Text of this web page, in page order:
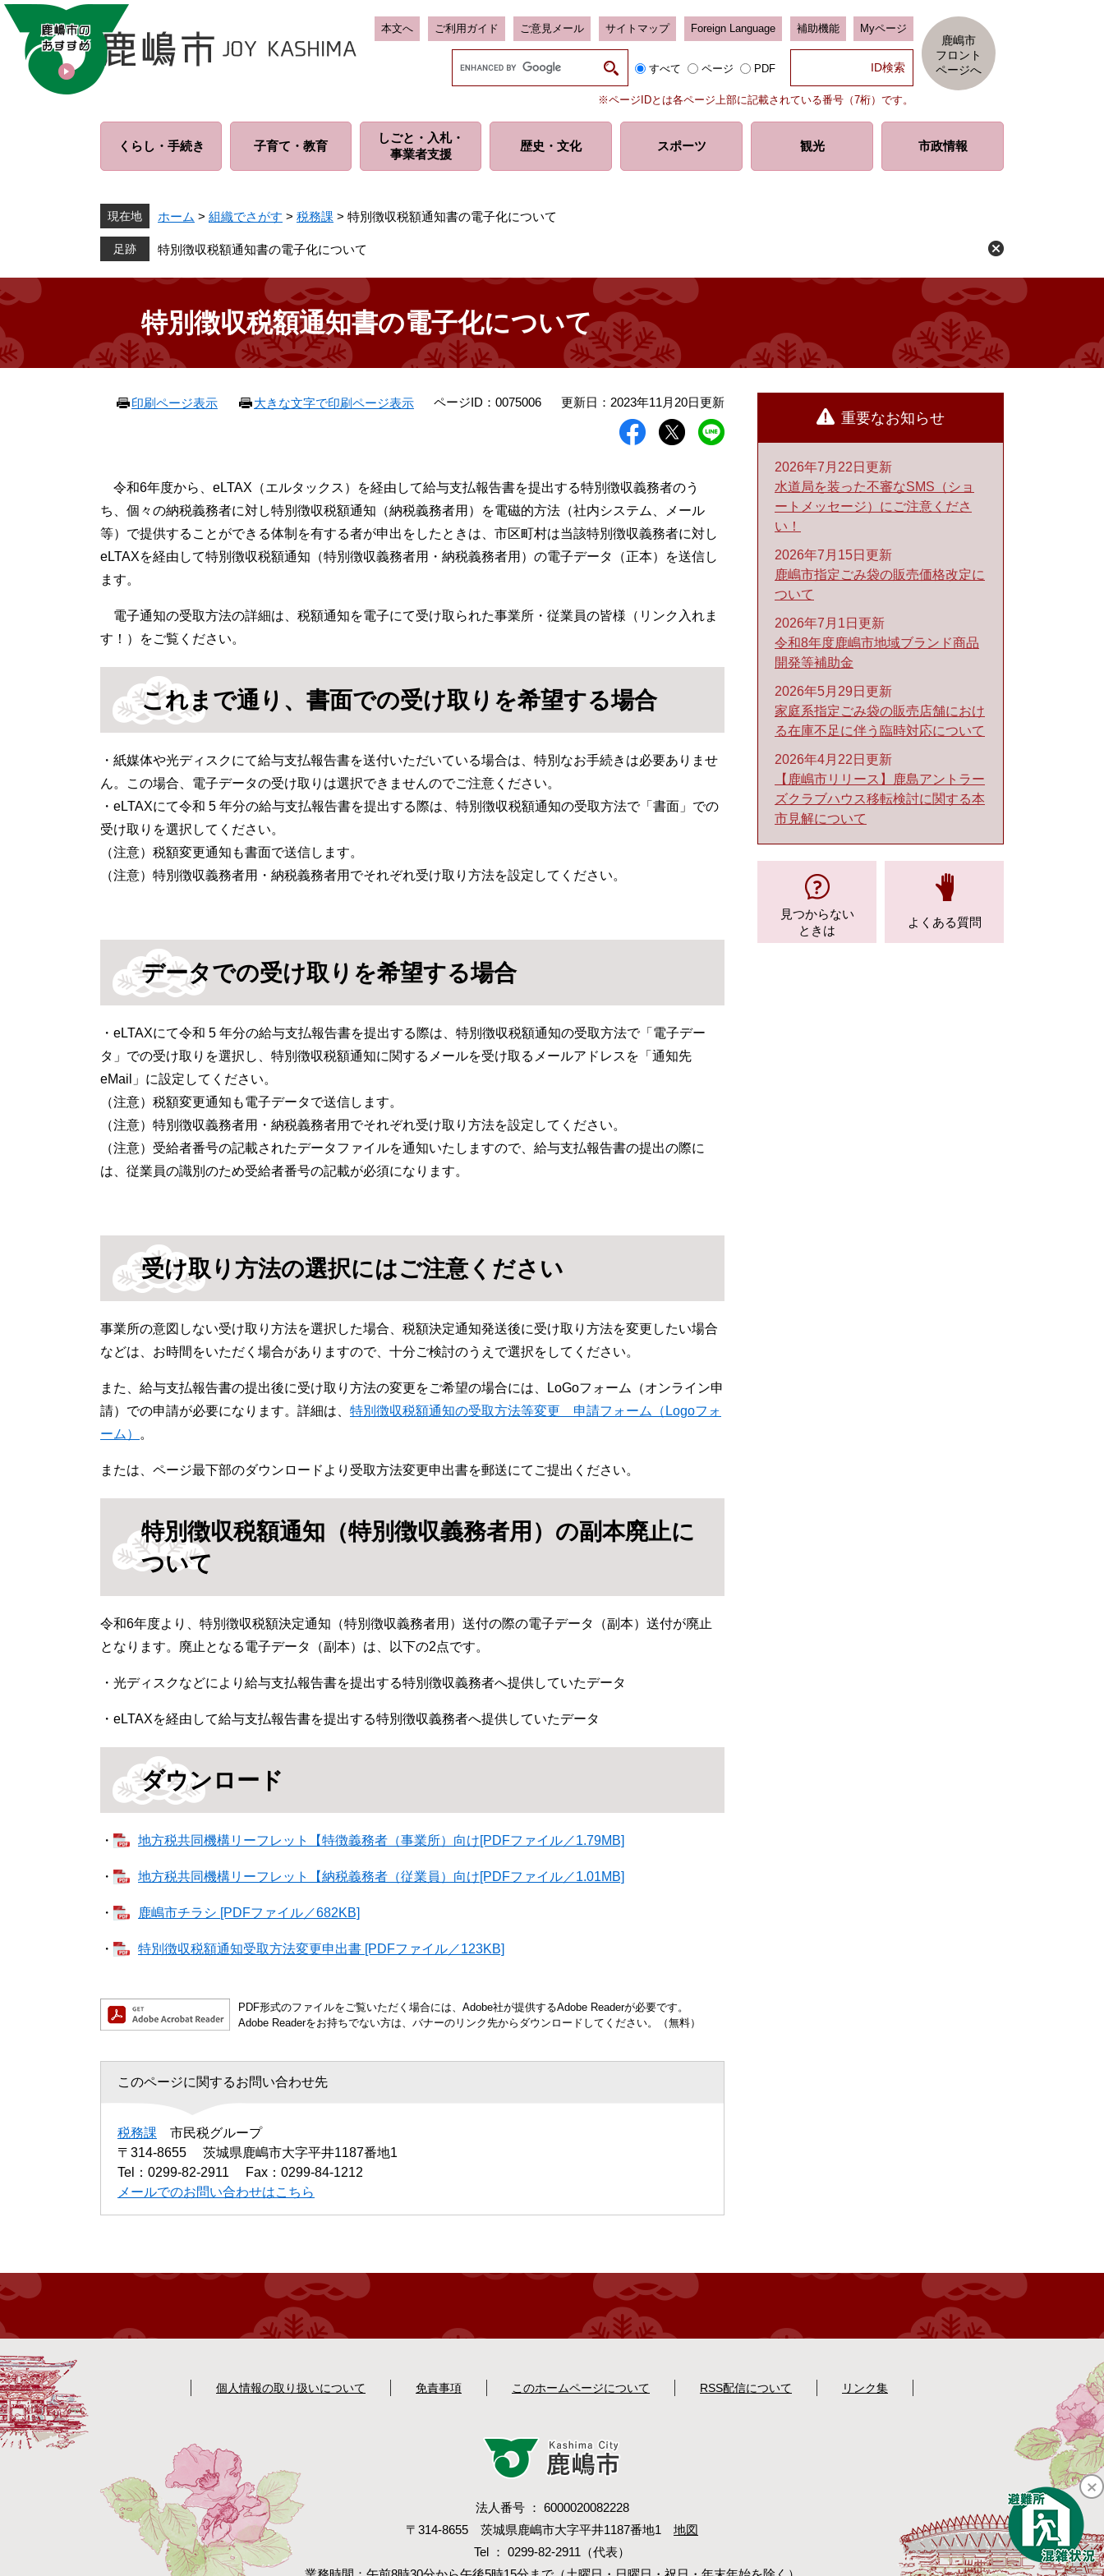
ペ
メ
本文へ ご利用ガイド ご意見メール サイトマップ Foreign Language 補助機能 Myページ
ム
すべて ページ PDF
※ページIDとは各ページ上部に記載されている番号（7桁）です。
鹿嶋市
フロント
ページへ
くらし・ 手続き 子育て・ 教育
しごと・入札・
事業者支援
歴史・ 文化 スポーツ 観光 市政情報
現在地 ホーム > 組織でさがす > 税務課 > 特別徴収税額通知書の電子化について
特別徴収税額通知書の電子化について
特別徴収税額通知書の電子化について
印刷ページ表示 大きな文字で印刷ページ表示 ページID：0075006 更新日：2023年11月20日更新
令和6年度から、eLTAX（エルタックス）を経由して給与支払報告書を提出する特別徴収義務者のう
ち、個々の納税義務者に対し特別徴収税額通知（納税義務者用）を電磁的方法（社内システム、メール
等）で提供することができる体制を有する者が申出をしたときは、市区町村は当該特別徴収義務者に対し
eLTAXを経由して特別徴収税額通知（特別徴収義務者用・納税義務者用）の電子データ（正本）を送信し
ます。​
電子通知の受取方法の詳細は、税額通知を電子にて受け取られた事業所・従業員の皆様（リンク入れま
す！）をご覧ください。
これまで通り、書面での受け取りを希望する場合
・紙媒体や光ディスクにて給与支払報告書を送付いただいている場合は、特別なお手続きは必要ありませ
ん。この場合、電子データの受け取りは選択できませんのでご注意ください。
・eLTAXにて令和 5 年分の給与支払報告書を提出する際は、特別徴収税額通知の受取方法で「書面」での
受け取りを選択してください。
（注意）税額変更通知も書面で送信します。
（注意）特別徴収義務者用・納税義務者用でそれぞれ受け取り方法を設定してください。
データでの受け取りを希望する場合
・eLTAXにて令和 5 年分の給与支払報告書を提出する際は、特別徴収税額通知の受取方法で「電子デー
タ」での受け取りを選択し、特別徴収税額通知に関するメールを受け取るメールアドレスを「通知先
eMail」に設定してください。
（注意）税額変更通知も電子データで送信します。
（注意）特別徴収義務者用・納税義務者用でそれぞれ受け取り方法を設定してください。
（注意）受給者番号の記載されたデータファイルを通知いたしますので、給与支払報告書の提出の際に
は、従業員の識別のため受給者番号の記載が必須になります。
受け取り方法の選択にはご注意ください
事業所の意図しない受け取り方法を選択した場合、税額決定通知発送後に受け取り方法を変更したい場合
などは、お時間をいただく場合がありますので、十分ご検討のうえで選択をしてください。
また、給与支払報告書の提出後に受け取り方法の変更をご希望の場合には、LoGoフォーム（オンライン申
請）での申請が必要になります。詳細は、 特別徴収税額通知の受取方法等変更 申請フォーム（Logoフォ
ーム）
。
または、ページ最下部のダウンロードより受取方法変更申出書を郵送にてご提出ください。
特別徴収税額通知（特別徴収義務者用）の副本廃止に
ついて
令和6年度より、特別徴収税額決定通知（特別徴収義務者用）送付の際の電子データ（副本）送付が廃止
となります。廃止となる電子データ（副本）は、以下の2点です。
・光ディスクなどにより給与支払報告書を提出する特別徴収義務者へ提供していたデータ
・eLTAXを経由して給与支払報告書を提出する特別徴収義務者へ提供していたデータ
ダウンロード
・ 地方税共同機構リーフレット【特徴義務者（事業所）向け[PDFファイル／1.79MB]
・ 地方税共同機構リーフレット【納税義務者（従業員）向け[PDFファイル／1.01MB]
・ 鹿嶋市チラシ [PDFファイル／682KB]
・ 特別徴収税額通知受取方法変更申出書 [PDFファイル／123KB]
PDF形式のファイルをご覧いただく場合には、Adobe社が提供するAdobe Readerが必要です。
Adobe Readerをお持ちでない方は、バナーのリンク先からダウンロードしてください。（無料）
このページに関するお問い合わせ先
税務課
市民税グループ
〒314-8655
茨城県鹿嶋市大字平井1187番地1
Tel：0299-82-2911
Fax：0299-84-1212
メールでのお問い合わせはこちら
重要なお知らせ
2026年7月22日更新
水道局を装った不審なSMS（ショ
ートメッセージ）にご注意くださ
い！
2026年7月15日更新
鹿嶋市指定ごみ袋の販売価格改定に
ついて
2026年7月1日更新
令和8年度鹿嶋市地域ブランド商品
開発等補助金
2026年5月29日更新
家庭系指定ごみ袋の販売店舗におけ
る在庫不足に伴う臨時対応について
2026年4月22日更新
【鹿嶋市リリース】鹿島アントラー
ズクラブハウス移転検討に関する本
市見解について
見つからない
ときは
よくある質問
個人情報の取り扱いについて 免責事項 このホームページについて RSS配信について リンク集
法人番号 ： 6000020082228
〒314-8655 茨城県鹿嶋市大字平井1187番地1 地図
Tel ： 0299-82-2911（代表）